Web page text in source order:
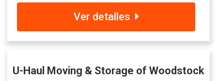
Ver detalles
U-Haul Moving & Storage of Woodstock